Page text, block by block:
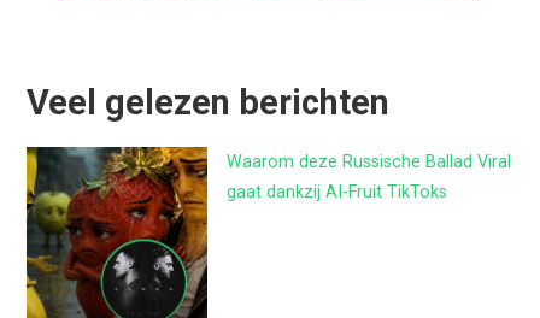
Veel gelezen berichten
Waarom deze Russische Ballad Viral
gaat dankzij AI-Fruit TikToks